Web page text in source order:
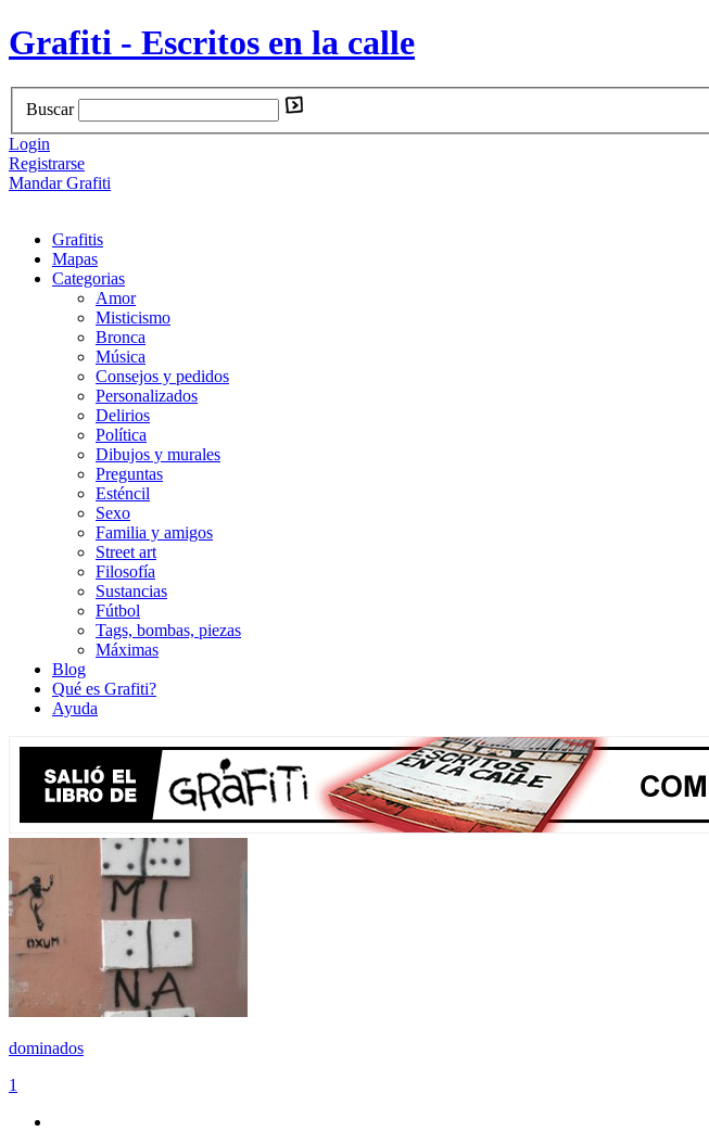
Grafiti - Escritos en la calle
Buscar
Login
Registrarse
Mandar Grafiti
Grafitis
Mapas
Categorias
Amor
Misticismo
Bronca
Música
Consejos y pedidos
Personalizados
Delirios
Política
Dibujos y murales
Preguntas
Esténcil
Sexo
Familia y amigos
Street art
Filosofía
Sustancias
Fútbol
Tags, bombas, piezas
Máximas
Blog
Qué es Grafiti?
Ayuda
dominados
1